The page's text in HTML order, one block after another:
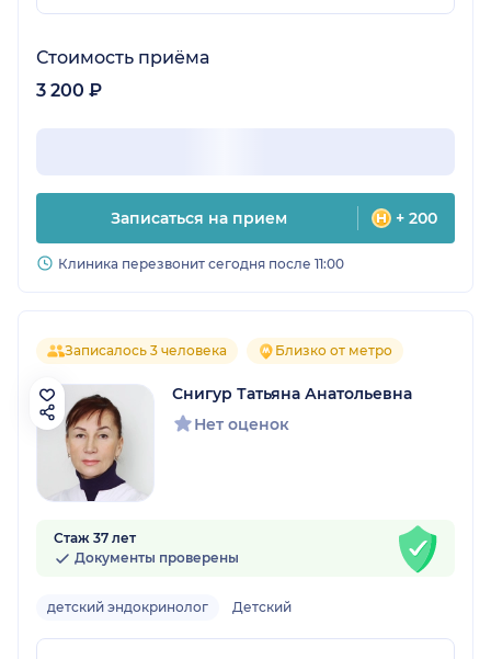
Стоимость приёма
3 200 ₽
Записаться на прием + 200
Клиника перезвонит сегодня после 11:00
Записалось 3 человека Близко от метро
Снигур Татьяна Анатольевна
Нет оценок
Стаж 37 лет
Документы проверены
детский эндокринолог Детский